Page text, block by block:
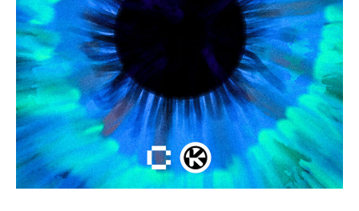
o
n
Y
o
u
T
u
b
e
a